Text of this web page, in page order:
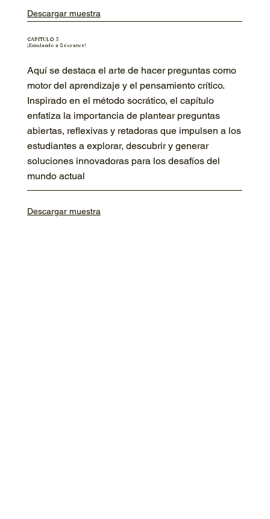
Descargar muestra
CAPÍTULO 3
¡Emulando a Sócrates!
Aquí se destaca el arte de hacer preguntas como
motor del aprendizaje y el pensamiento crítico.
Inspirado en el método socrático, el capítulo
enfatiza la importancia de plantear preguntas
abiertas, reflexivas y retadoras que impulsen a los
estudiantes a explorar, descubrir y generar
soluciones innovadoras para los desafíos del
mundo actual
Descargar muestra